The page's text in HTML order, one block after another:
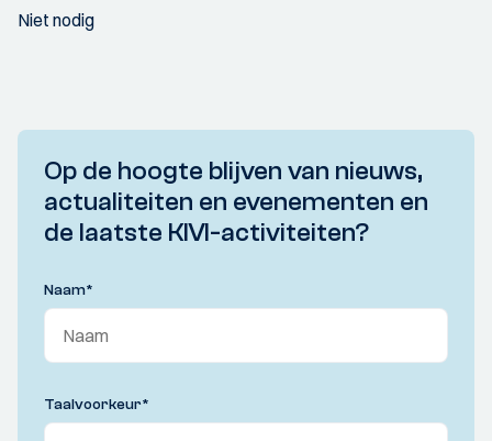
Niet nodig
Op de hoogte blijven van nieuws,
actualiteiten en evenementen en
de laatste KIVI-activiteiten?
Naam*
Taalvoorkeur*